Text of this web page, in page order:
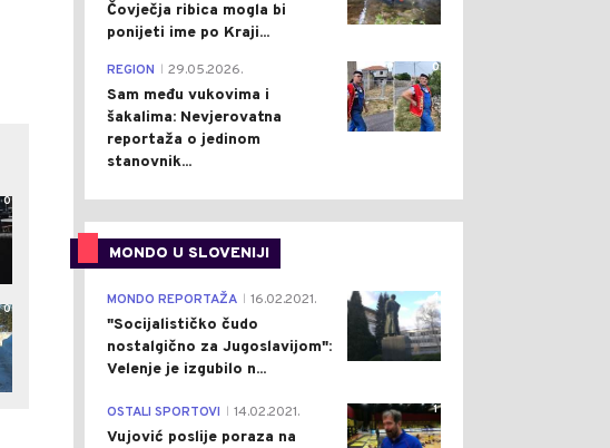
0
0
Čovječja ribica mogla bi
ponijeti ime po Kraji...
0
REGION 29.05.2026.
Sam među vukovima i
šakalima: Nevjerovatna
reportaža o jedinom
stanovnik...
MONDO U SLOVENIJI
4
MONDO REPORTAŽA 16.02.2021.
"Socijalističko čudo
nostalgično za Jugoslavijom":
Velenje je izgubilo n...
1
OSTALI SPORTOVI 14.02.2021.
Vujović poslije poraza na